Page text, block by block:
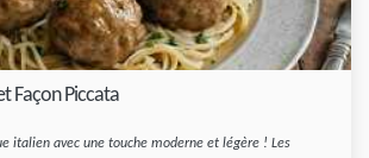
Façon Piccata
italien avec une touche moderne et légère ! Les